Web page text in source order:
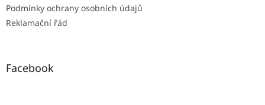
Podmínky ochrany osobních údajů
Reklamační řád
Facebook